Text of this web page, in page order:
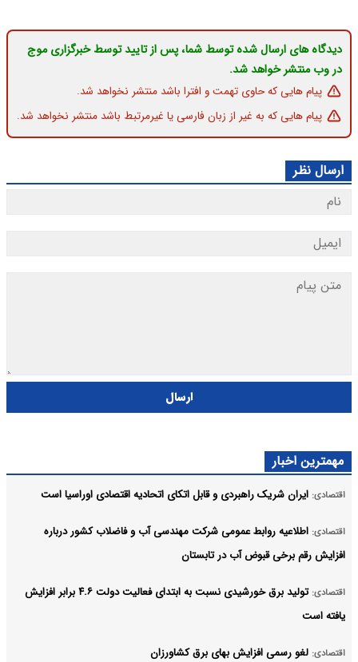
دیدگاه های ارسال شده توسط شما، پس از تایید توسط خبرگزاری موج
در وب منتشر خواهد شد.
پیام هایی که حاوی تهمت و افترا باشد منتشر نخواهد شد.
پیام هایی که به غیر از زبان فارسی یا غیرمرتبط باشد منتشر نخواهد شد.
ارسال نظر
ارسال
مهمترین اخبار
اقتصادی: ایران شریک راهبردی و قابل اتکای اتحادیه اقتصادی اوراسیا است
اقتصادی: اطلاعیه روابط عمومی شرکت مهندسی آب و فاضلاب کشور درباره
افزایش رقم برخی قبوض آب در تابستان
اقتصادی:
تولید برق خورشیدی نسبت به ابتدای فعالیت دولت ۴.۶ برابر افزایش
یافته است
اقتصادی: لغو رسمی افزایش بهای برق کشاورزان